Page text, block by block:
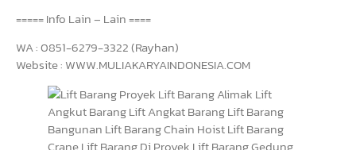
===== Info Lain – Lain ====
WA : 0851-6279-3322 (Rayhan)
Website : WWW.MULIAKARYAINDONESIA.COM